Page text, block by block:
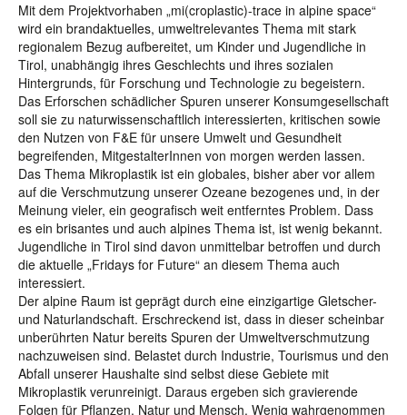
Mit dem Projektvorhaben „mi(croplastic)-trace in alpine space“
wird ein brandaktuelles, umweltrelevantes Thema mit stark
regionalem Bezug aufbereitet, um Kinder und Jugendliche in
Tirol, unabhängig ihres Geschlechts und ihres sozialen
Hintergrunds, für Forschung und Technologie zu begeistern.
Das Erforschen schädlicher Spuren unserer Konsumgesellschaft
soll sie zu naturwissenschaftlich interessierten, kritischen sowie
den Nutzen von F&E für unsere Umwelt und Gesundheit
begreifenden, MitgestalterInnen von morgen werden lassen.
Das Thema Mikroplastik ist ein globales, bisher aber vor allem
auf die Verschmutzung unserer Ozeane bezogenes und, in der
Meinung vieler, ein geografisch weit entferntes Problem. Dass
es ein brisantes und auch alpines Thema ist, ist wenig bekannt.
Jugendliche in Tirol sind davon unmittelbar betroffen und durch
die aktuelle „Fridays for Future“ an diesem Thema auch
interessiert.
Der alpine Raum ist geprägt durch eine einzigartige Gletscher-
und Naturlandschaft. Erschreckend ist, dass in dieser scheinbar
unberührten Natur bereits Spuren der Umweltverschmutzung
nachzuweisen sind. Belastet durch Industrie, Tourismus und den
Abfall unserer Haushalte sind selbst diese Gebiete mit
Mikroplastik verunreinigt. Daraus ergeben sich gravierende
Folgen für Pflanzen, Natur und Mensch. Wenig wahrgenommen